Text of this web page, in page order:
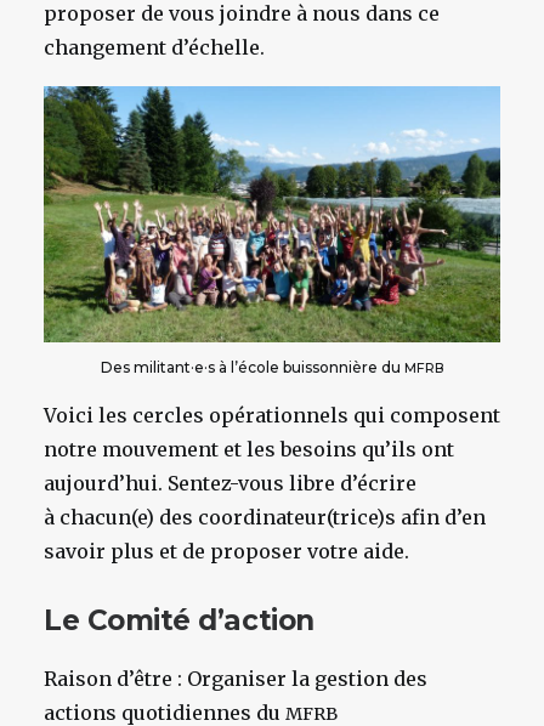
proposer de vous joindre à nous dans ce
changement d’échelle.
Des militant·e·s à l’école buissonnière du MFRB
Voici les cercles opérationnels qui composent
notre mouvement et les besoins qu’ils ont
aujourd’hui. Sentez-vous libre d’écrire
à chacun(e) des coordinateur(trice)s afin d’en
savoir plus et de proposer votre aide.
Le Comité d’action
Raison d’être : Organiser la gestion des
actions quotidiennes du MFRB